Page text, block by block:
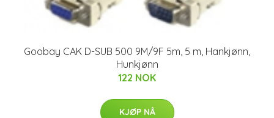
Goobay CAK D-SUB 500 9M/9F 5m, 5 m, Hankjønn,
Hunkjønn
122 NOK
KJØP NÅ